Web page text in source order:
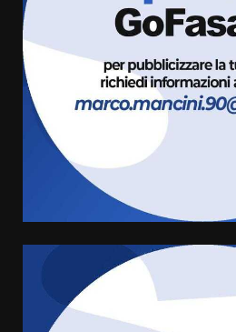
La Banda Città
ufficialmente
8 Agosto 2026
Savelletri in
grande
Santis
Sostenibile:
universitari del
giusta”
8 Agosto 2026